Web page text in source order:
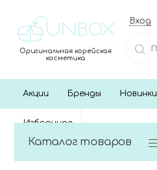
Оригинальная корейская
косметика
Вход
Акции Бренды Новинки
Избранное
Каталог товаров